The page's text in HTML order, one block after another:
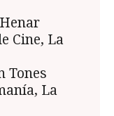
Cine, La
Tones
La